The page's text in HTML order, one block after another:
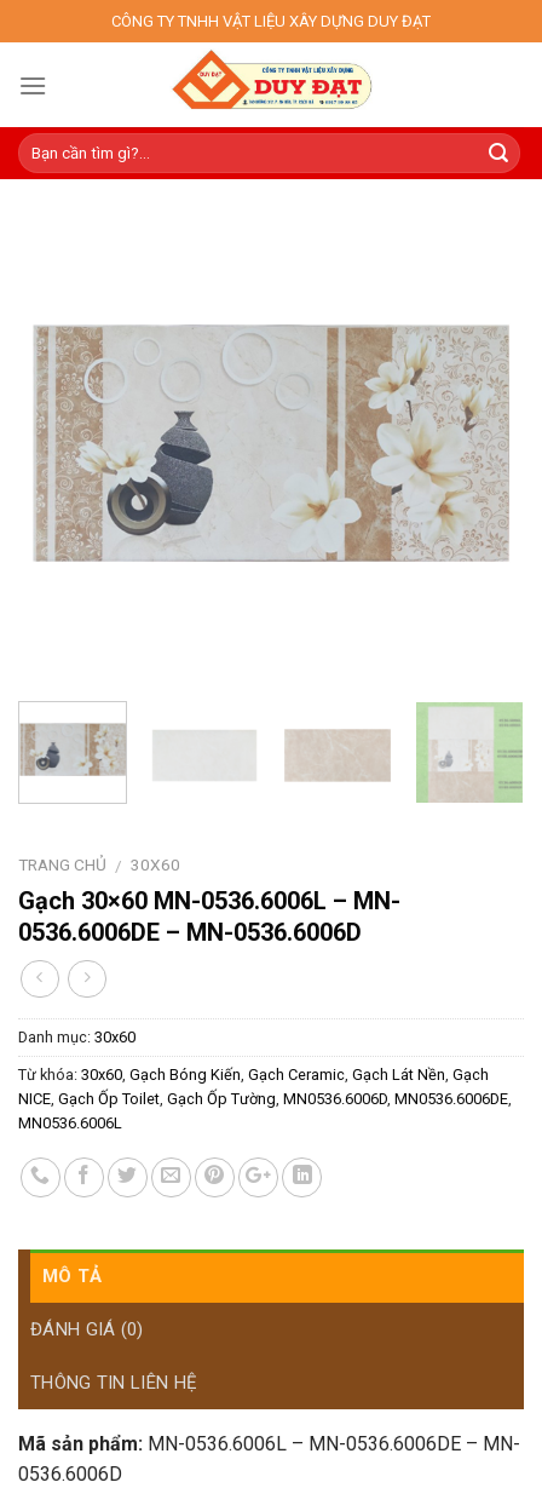
to
content
CÔNG TY TNHH VẬT LIỆU XÂY DỰNG DUY ĐẠT
TRANG CHỦ / 30X60
Gạch 30×60 MN-0536.6006L – MN-
0536.6006DE – MN-0536.6006D
Danh mục: 30x60
Từ khóa: 30x60, Gạch Bóng Kiến, Gạch Ceramic, Gạch Lát Nền, Gạch
NICE, Gạch Ốp Toilet, Gạch Ốp Tường, MN0536.6006D, MN0536.6006DE,
MN0536.6006L
MÔ TẢ
ĐÁNH GIÁ (0)
THÔNG TIN LIÊN HỆ
Mã sản phẩm: MN-0536.6006L – MN-0536.6006DE – MN-
0536.6006D